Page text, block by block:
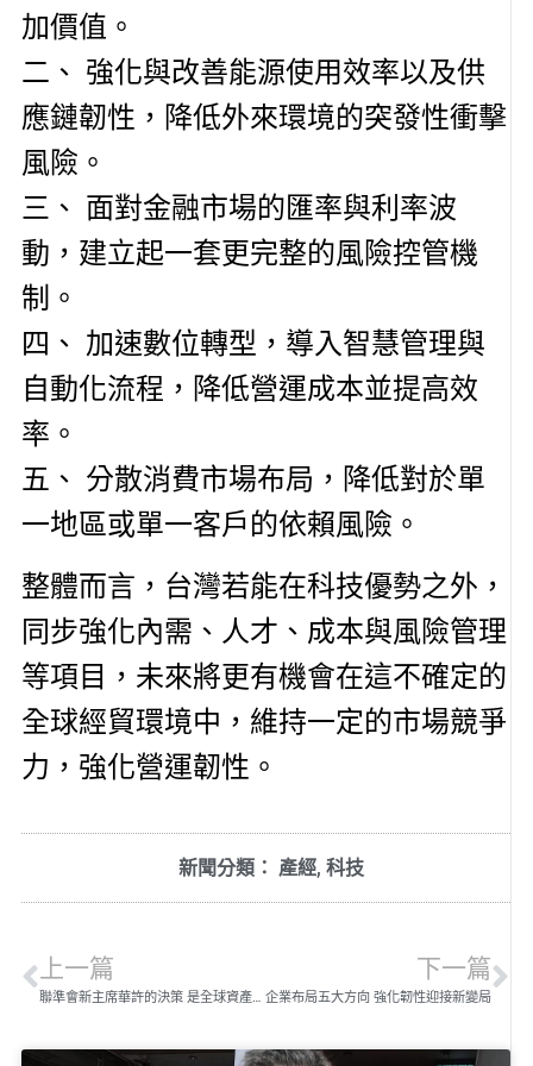
加價值。
二、 強化與改善能源使用效率以及供
應鏈韌性，降低外來環境的突發性衝擊
風險。
三、 面對金融市場的匯率與利率波
動，建立起一套更完整的風險控管機
制。
四、 加速數位轉型，導入智慧管理與
自動化流程，降低營運成本並提高效
率。
五、 分散消費市場布局，降低對於單
一地區或單一客戶的依賴風險。
整體而言，台灣若能在科技優勢之外，
同步強化內需、人才、成本與風險管理
等項目，未來將更有機會在這不確定的
全球經貿環境中，維持一定的市場競爭
力，強化營運韌性。
新聞分類： 產經, 科技
上一篇
聯準會新主席華許的決策 是全球資產重新定錨與貨幣秩序重組的開端
下一篇
企業布局五大方向 強化韌性迎接新變局